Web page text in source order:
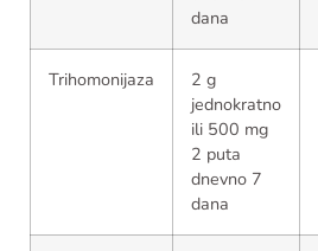
dana
Trihomonijaza
2 g
jednokratno
ili 500 mg
2 puta
dnevno 7
dana